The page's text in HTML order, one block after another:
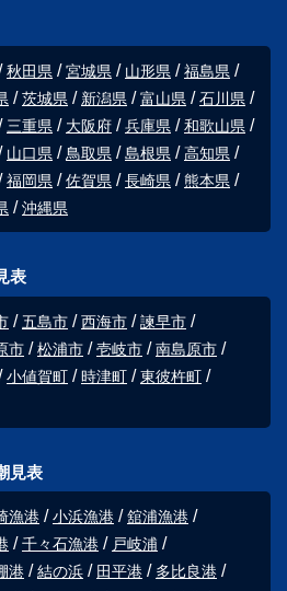
秋田県 宮城県 山形県
福島県
茨城県 新潟県 富山県
石川県
三重県 大阪府 兵庫県
和歌山県
山口県 鳥取県 島根県
高知県
福岡県 佐賀県 長崎県
熊本県
沖縄県
表
五島市 西海市
諫早市
市 松浦市 壱岐市
南島原市
小値賀町 時津町
東彼杵町
見表
漁港 小浜漁港
舘浦漁港
千々石漁港
戸岐浦
港 結の浜 田平港
多比良港